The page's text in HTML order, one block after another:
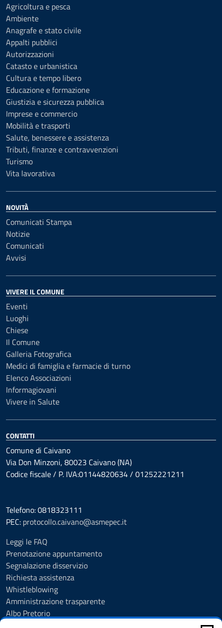
Agricoltura e pesca
Ambiente
Anagrafe e stato civile
Appalti pubblici
Autorizzazioni
Catasto e urbanistica
Cultura e tempo libero
Educazione e formazione
Giustizia e sicurezza pubblica
Imprese e commercio
Mobilità e trasporti
Salute, benessere e assistenza
Tributi, finanze e contravvenzioni
Turismo
Vita lavorativa
NOVITÀ
Comunicati Stampa
Notizie
Comunicati
Avvisi
VIVERE IL COMUNE
Eventi
Luoghi
Chiese
Il Comune
Galleria Fotografica
Medici di famiglia e farmacie di turno
Elenco Associazioni
Informagiovani
Vivere in Salute
CONTATTI
Comune di Caivano
Via Don Minzoni, 80023 Caivano (NA)
Codice fiscale / P. IVA:01144820634 / 01252221211
Telefono: 0818323111
PEC: protocollo.caivano@asmepec.it
Leggi le FAQ
Prenotazione appuntamento
Segnalazione disservizio
Richiesta assistenza
Whistleblowing
Amministrazione trasparente
Albo Pretorio